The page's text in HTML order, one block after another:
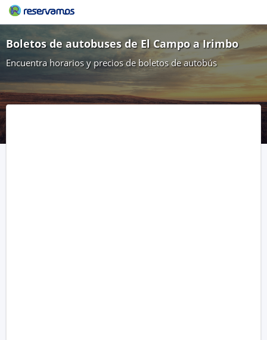
Boletos de autobuses de El Campo a Irimbo
Encuentra horarios y precios de boletos de autobús